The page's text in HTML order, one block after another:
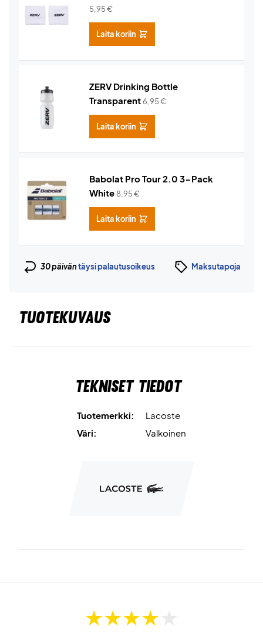
5,95€
Laita koriin
ZERV Drinking Bottle
Transparent6,95€
Laita koriin
Babolat Pro Tour 2.0 3-Pack
White 8,95€
Laita koriin
30 päiväntäysi palautusoikeus Maksutapoja
TUOTEKUVAUS
Tekniset tiedot
Tuotemerkki:
Lacoste
Väri:
Valkoinen